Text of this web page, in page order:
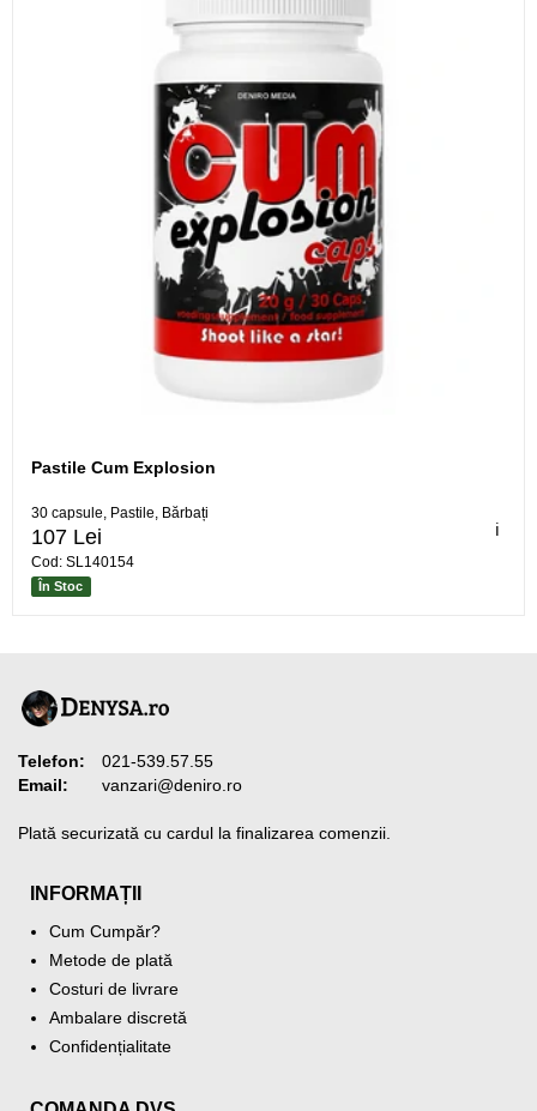
ℹ️
Pastile Cum Explosion
30 capsule, Pastile, Bărbați
107 Lei
Cod: SL140154
În Stoc
Telefon:
021-539.57.55
Email:
vanzari@deniro.ro
Plată securizată cu cardul la finalizarea comenzii.
INFORMAȚII
Cum Cumpăr?
Metode de plată
Costuri de livrare
Ambalare discretă
Confidențialitate